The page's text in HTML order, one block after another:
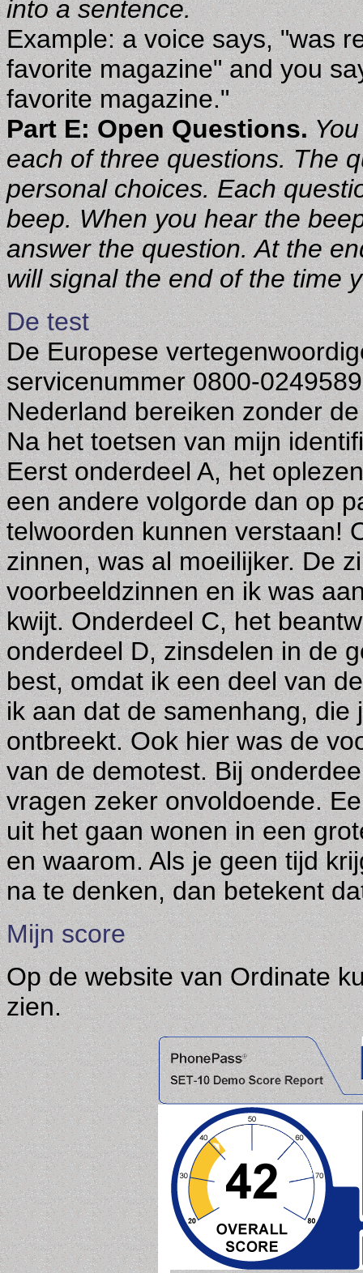
into a sentence.
Example: a voice says, "was
favorite magazine" and you
favorite magazine."
Part E: Open Questions.You
each of three questions. The
personal choices. Each
beep. When you hear the
answer the question. At the
will signal the end of the time
De test
De Europese
servicenummer 0800-
Nederland bereiken zonder
Na het toetsen van mijn
Eerst onderdeel A, het
een andere volgorde dan op
telwoorden kunnen verstaan!
zinnen, was al moeilijker. De
voorbeeldzinnen en ik was
kwijt. Onderdeel C, het
onderdeel D, zinsdelen in de
best, omdat ik een deel van
ik aan dat de samenhang,
ontbreekt. Ook hier was de
van de demotest. Bij
vragen zeker onvoldoende.
uit het gaan wonen in een
en waarom. Als je geen tijd
na te denken, dan betekent
Mijn score
Op de website van Ordinate
zien.